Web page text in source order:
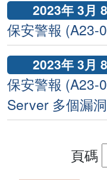
2023年 3月
保安警報 (A23-
2023年 3月
保安警報 (A23-
Server 多個漏洞
頁碼